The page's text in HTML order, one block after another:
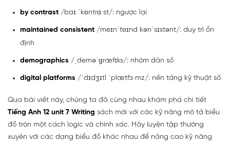
by contrast /baɪ ˈkɒntrɑːst/: ngược lại
maintained consistent /meɪnˈteɪnd kənˈsɪstənt/: duy trì ổn
định
demographics /ˌdeməˈɡræfɪks/: nhóm dân số
digital platforms /ˈdɪdʒɪtl ˈplætfɔːmz/: nền tảng kỹ thuật số
Qua bài viết này, chúng ta đã cùng nhau khám phá chi tiết
Tiếng Anh 12 unit 7 Writing sách mới với các kỹ năng mô tả biểu
đồ tròn một cách logic và chính xác. Hãy luyện tập thường
xuyên với các dạng biểu đồ khác nhau để nâng cao kỹ năng